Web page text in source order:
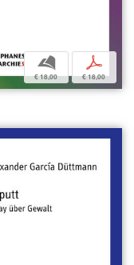
b
€ 18,00
p
€ 18,00